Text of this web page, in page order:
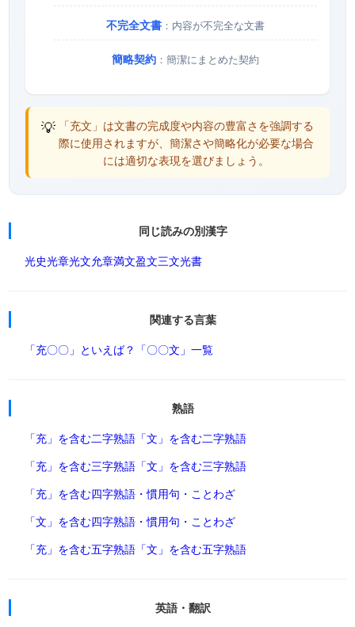
不完全文書 ：内容が不完全な文書
簡略契約 ：簡潔にまとめた契約
💡 「充文」は文書の完成度や内容の豊富さを強調する
際に使用されますが、簡潔さや簡略化が必要な場合
には適切な表現を選びましょう。
同じ読みの別漢字
光史光章光文允章満文盈文三文光書
関連する言葉
「充〇〇」といえば？ 「〇〇文」一覧
熟語
「充」を含む二字熟語 「文」を含む二字熟語
「充」を含む三字熟語 「文」を含む三字熟語
「充」を含む四字熟語・慣用句・ことわざ
「文」を含む四字熟語・慣用句・ことわざ
「充」を含む五字熟語 「文」を含む五字熟語
英語・翻訳